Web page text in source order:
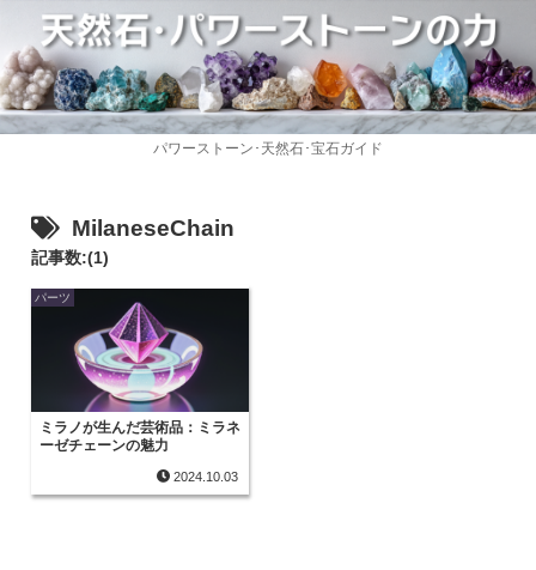
パワーストーン･天然石･宝石ガイド
MilaneseChain
記事数:(1)
パーツ
ミラノが生んだ芸術品：ミラネ
ーゼチェーンの魅力
2024.10.03